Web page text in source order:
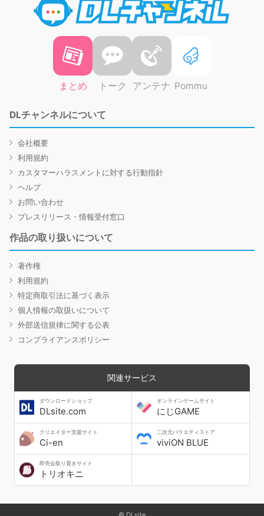
まとめ トーク アンテナ Pommu
DLチャンネルについて
会社概要
利用規約
カスタマーハラスメントに対する行動指針
ヘルプ
お問い合わせ
プレスリリース・情報受付窓口
作品の取り扱いについて
著作権
利用規約
特定商取引法に基づく表示
個人情報の取扱いについて
外部送信規律に関する公表
コンプライアンスポリシー
関連サービス
ダウンロードショップ
DLsite.com
オンラインゲームサイト
にじGAME
クリエイター支援サイト
Ci-en
二次元バラエティストア
viviON BLUE
即売会取り置きサイト
トリオキニ